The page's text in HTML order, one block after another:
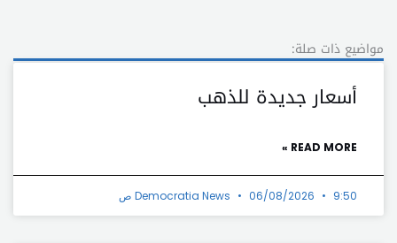
مواضيع ذات صلة:
أسعار جديدة للذهب
READ MORE »
Democratia News 06/08/2026 9:50 ص